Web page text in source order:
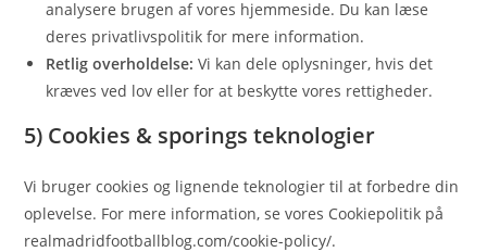
analysere brugen af vores hjemmeside. Du kan læse
deres privatlivspolitik for mere information.
Retlig overholdelse: Vi kan dele oplysninger, hvis det
kræves ved lov eller for at beskytte vores rettigheder.
5) Cookies & sporings teknologier
Vi bruger cookies og lignende teknologier til at forbedre din
oplevelse. For mere information, se vores Cookiepolitik på
realmadridfootballblog.com/cookie-policy/.